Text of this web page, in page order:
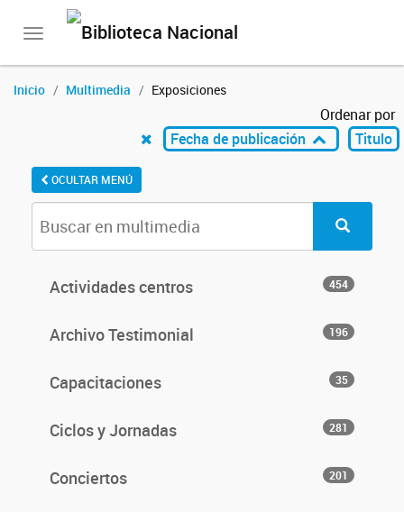
Toggle
Inicio Multimedia Exposiciones
Ordenar por
Fecha de publicación
Titulo
OCULTAR MENÚ
Actividades centros 454
Archivo Testimonial 196
Capacitaciones 35
Ciclos y Jornadas 281
Conciertos 201